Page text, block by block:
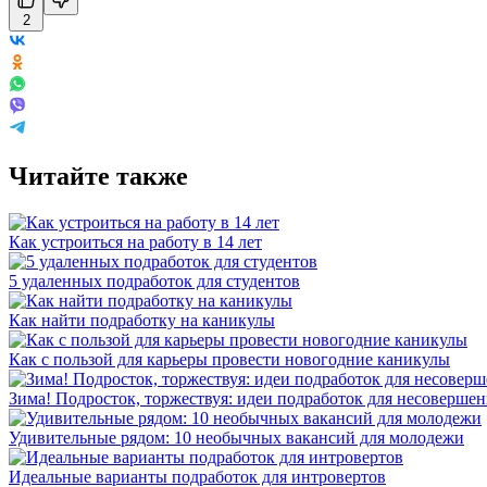
2
Читайте также
Как устроиться на работу в 14 лет
5 удаленных подработок для студентов
Как найти подработку на каникулы
Как с пользой для карьеры провести новогодние каникулы
Зима! Подросток, торжествуя: идеи подработок для
Удивительные рядом: 10 необычных вакансий для молодежи
Идеальные варианты подработок для интровертов